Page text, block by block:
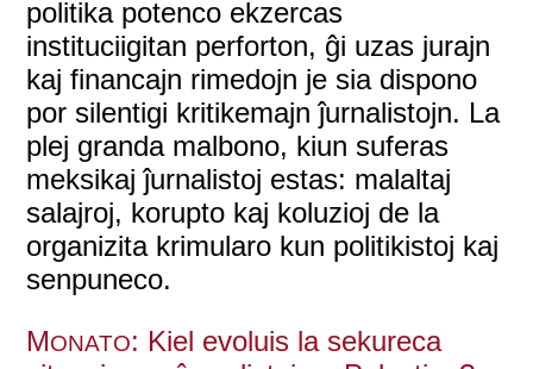
politika potenco ekzercas
instituciigitan perforton, ĝi uzas jurajn
kaj financajn rimedojn je sia dispono
por silentigi kritikemajn ĵurnalistojn. La
plej granda malbono, kiun suferas
meksikaj ĵurnalistoj estas: malaltaj
salajroj, korupto kaj koluzioj de la
organizita krimularo kun politikistoj kaj
senpuneco.
MONATO: Kiel evoluis la sekureca